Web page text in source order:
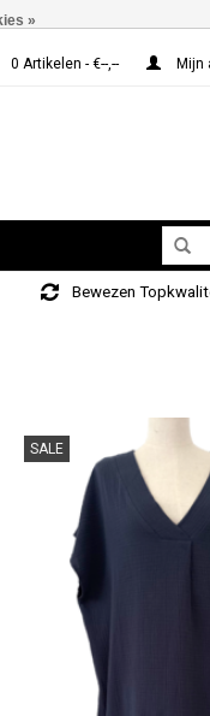
0 Artikelen - €--,-- Mijn
Bewezen
SALE
»